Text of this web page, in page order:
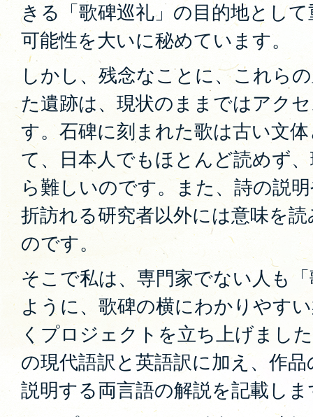
きる「歌碑巡礼」の目的地とし
可能性を大いに秘めています。
しかし、残念なことに、これら
た遺跡は、現状のままではアク
す。石碑に刻まれた歌は古い文
て、日本人でもほとんど読めず
ら難しいのです。また、詩の説
折訪れる研究者以外には意味を
のです。
そこで私は、専門家でない人も
ように、歌碑の横にわかりやす
くプロジェクトを立ち上げまし
の現代語訳と英語訳に加え、作
説明する両言語の解説を記載し